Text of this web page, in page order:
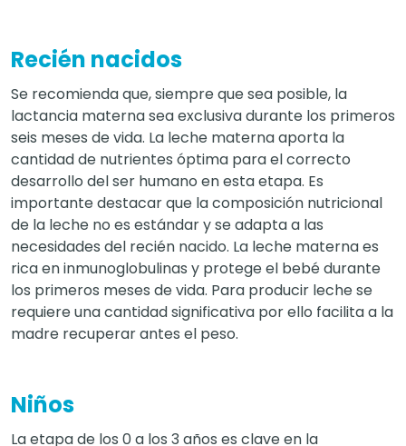
Recién nacidos
Se recomienda que, siempre que sea posible, la
lactancia materna sea exclusiva durante los primeros
seis meses de vida. La leche materna aporta la
cantidad de nutrientes óptima para el correcto
desarrollo del ser humano en esta etapa. Es
importante destacar que la composición nutricional
de la leche no es estándar y se adapta a las
necesidades del recién nacido. La leche materna es
rica en inmunoglobulinas y protege el bebé durante
los primeros meses de vida. Para producir leche se
requiere una cantidad significativa por ello facilita a la
madre recuperar antes el peso.
Niños
La etapa de los 0 a los 3 años es clave en la